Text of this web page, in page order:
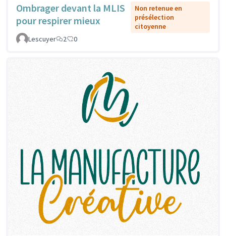
Ombrager devant la MLIS
pour respirer mieux
Non retenue en
présélection
citoyenne
Lescuyer
2 0